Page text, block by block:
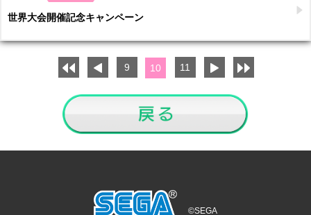
世界大会開催記念キャンペーン
9 10 11
©SEGA